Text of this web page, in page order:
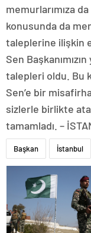
memurlarımıza
konusunda da
taleplerine ilişkin
Sen
talepleri oldu. Bu
Sen’e bir
sizlerle birlikte
tamamladı. –
Başkan İstanbul